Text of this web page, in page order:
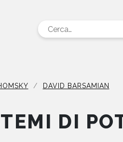
DAVID BARSAMIAN
DI